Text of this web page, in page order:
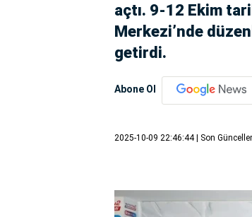
açtı. 9-12 Ekim
Merkezi’nde
getirdi.
Abone Ol
2025-10-09 22:46:44 | Son